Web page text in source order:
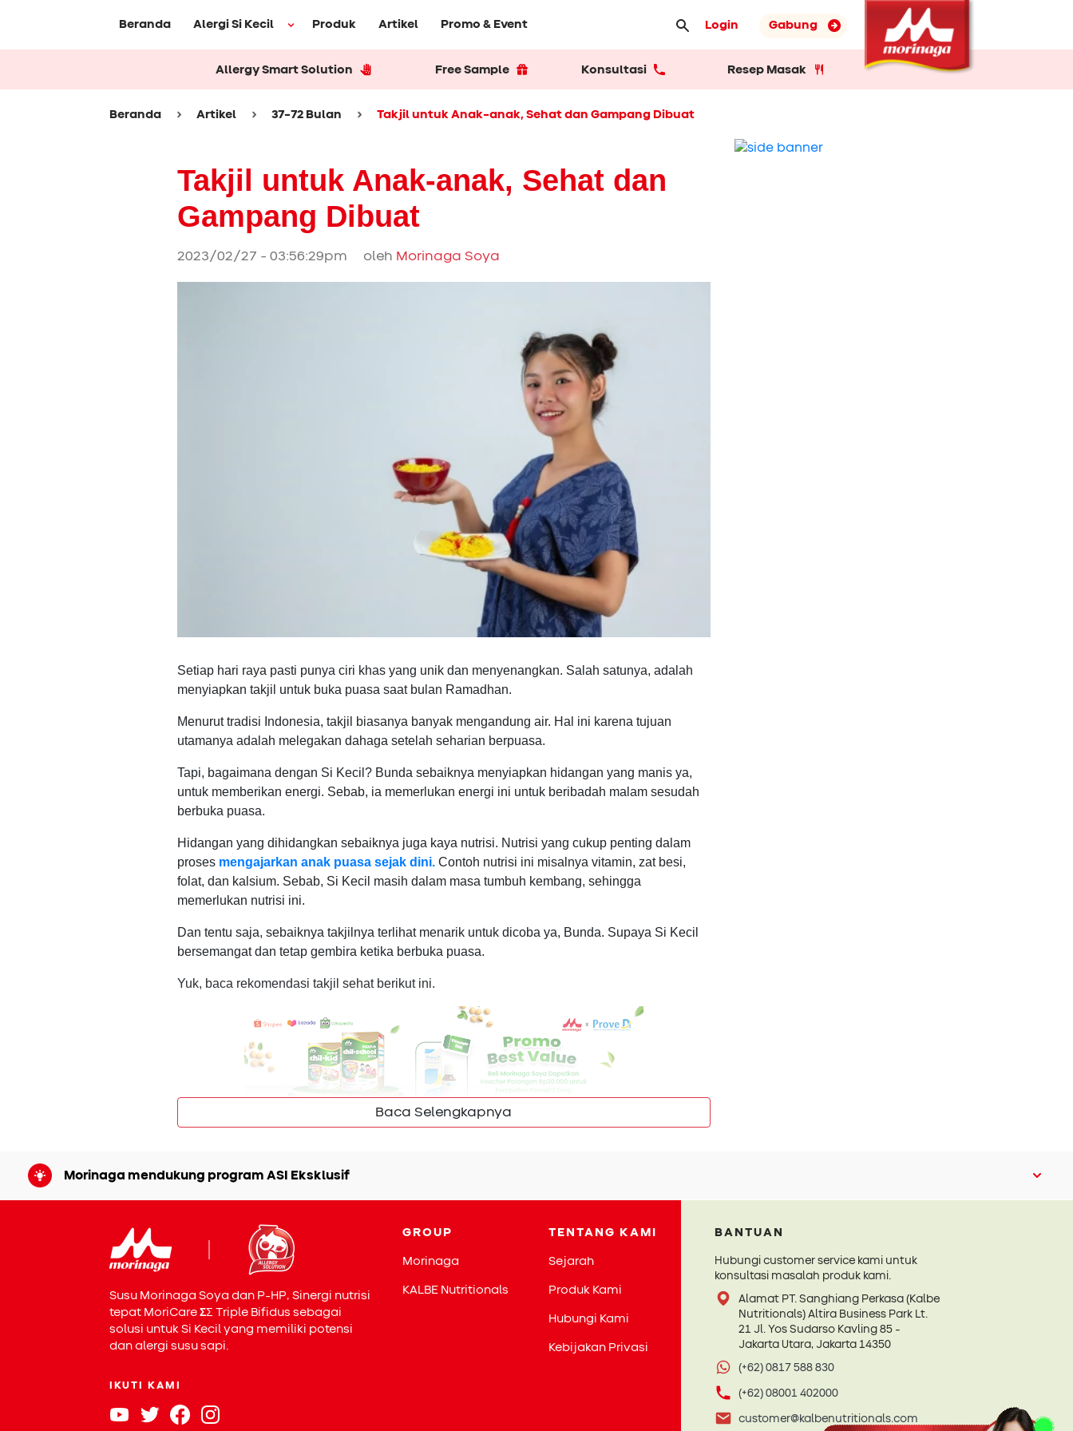
Beranda Alergi Si Kecil Produk Artikel Promo & Event Login Gabung
Allergy Smart Solution Free Sample Konsultasi Resep Masak
Beranda Artikel 37-72 Bulan Takjil untuk Anak-anak, Sehat dan Gampang Dibuat
Takjil untuk Anak-anak, Sehat dan
Gampang Dibuat
2023/02/27 - 03:56:29pm oleh Morinaga Soya
Setiap hari raya pasti punya ciri khas yang unik dan menyenangkan. Salah satunya, adalah
menyiapkan takjil untuk buka puasa saat bulan Ramadhan.
Menurut tradisi Indonesia, takjil biasanya banyak mengandung air. Hal ini karena tujuan
utamanya adalah melegakan dahaga setelah seharian berpuasa.
Tapi, bagaimana dengan Si Kecil? Bunda sebaiknya menyiapkan hidangan yang manis ya,
untuk memberikan energi. Sebab, ia memerlukan energi ini untuk beribadah malam sesudah
berbuka puasa.
Hidangan yang dihidangkan sebaiknya juga kaya nutrisi. Nutrisi yang cukup penting dalam
proses mengajarkan anak puasa sejak dini. Contoh nutrisi ini misalnya vitamin, zat besi,
folat, dan kalsium. Sebab, Si Kecil masih dalam masa tumbuh kembang, sehingga
memerlukan nutrisi ini.
Dan tentu saja, sebaiknya takjilnya terlihat menarik untuk dicoba ya, Bunda. Supaya Si Kecil
bersemangat dan tetap gembira ketika berbuka puasa.
Yuk, baca rekomendasi takjil sehat berikut ini.
Baca Selengkapnya
Morinaga mendukung program ASI Eksklusif
Susu Morinaga Soya dan P-HP, Sinergi nutrisi
tepat MoriCareΣΣTriple Bifidus sebagai
solusi untuk Si Kecil yang memiliki potensi
dan alergi susu sapi.
IKUTI KAMI
GROUP
Morinaga
KALBE Nutritionals
TENTANG KAMI
Sejarah
Produk Kami
Hubungi Kami
Kebijakan Privasi
BANTUAN
Hubungi customer service kami untuk
konsultasi masalah produk kami.
Alamat PT. Sanghiang Perkasa (Kalbe
Nutritionals) Altira Business Park Lt.
21 Jl. Yos Sudarso Kavling 85 -
Jakarta Utara, Jakarta 14350
(+62) 0817 588 830
(+62) 08001 402000
customer@kalbenutritionals.com